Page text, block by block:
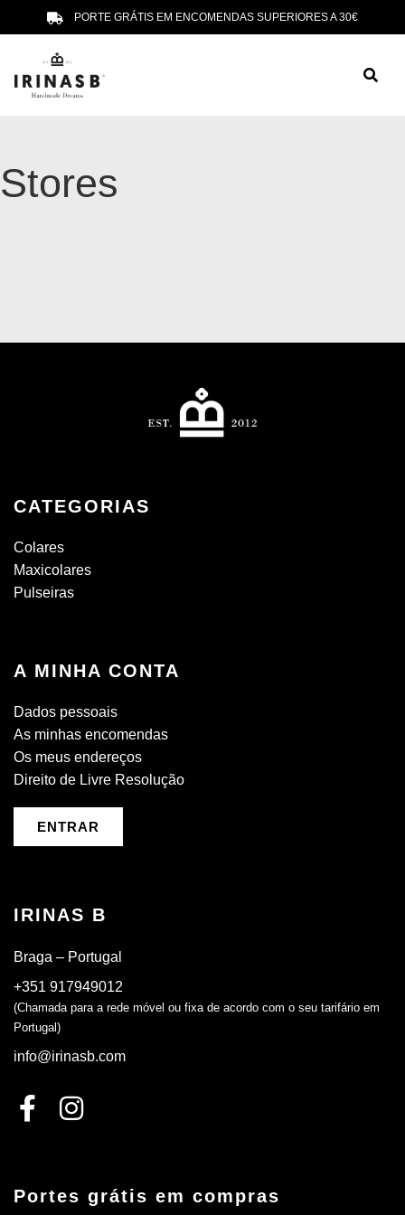
PORTE GRÁTIS EM ENCOMENDAS SUPERIORES A 30€
Stores
CATEGORIAS
Colares
Maxicolares
Pulseiras
A MINHA CONTA
Dados pessoais
As minhas encomendas
Os meus endereços
Direito de Livre Resolução
ENTRAR
IRINAS B
Braga – Portugal
+351 917949012
(Chamada para a rede móvel ou fixa de acordo com o seu tarifário em
Portugal)
info@irinasb.com
Portes grátis em compras